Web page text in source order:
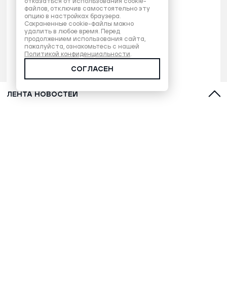
ЛЕНТА НОВОСТЕЙ
файлов, отключив самостоятельно эту
опцию в настройках браузера.
Сохраненные cookie-файлы можно
удалить в любое время. Перед
продолжением использования сайта,
пожалуйста, ознакомьтесь с нашей
Политикой конфиденциальности.
СОГЛАСЕН